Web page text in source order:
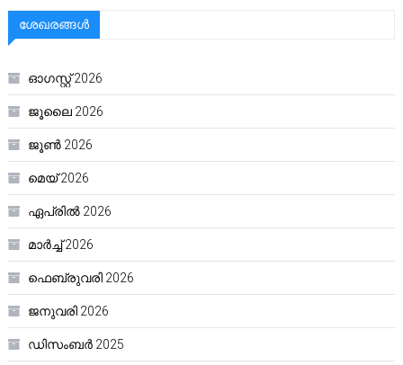
ശേഖരങ്ങൾ
ഓഗസ്റ്റ്‌ 2026
ജൂലൈ 2026
ജൂൺ 2026
മെയ്‌ 2026
ഏപ്രിൽ 2026
മാർച്ച്‌ 2026
ഫെബ്രുവരി 2026
ജനുവരി 2026
ഡിസംബർ 2025